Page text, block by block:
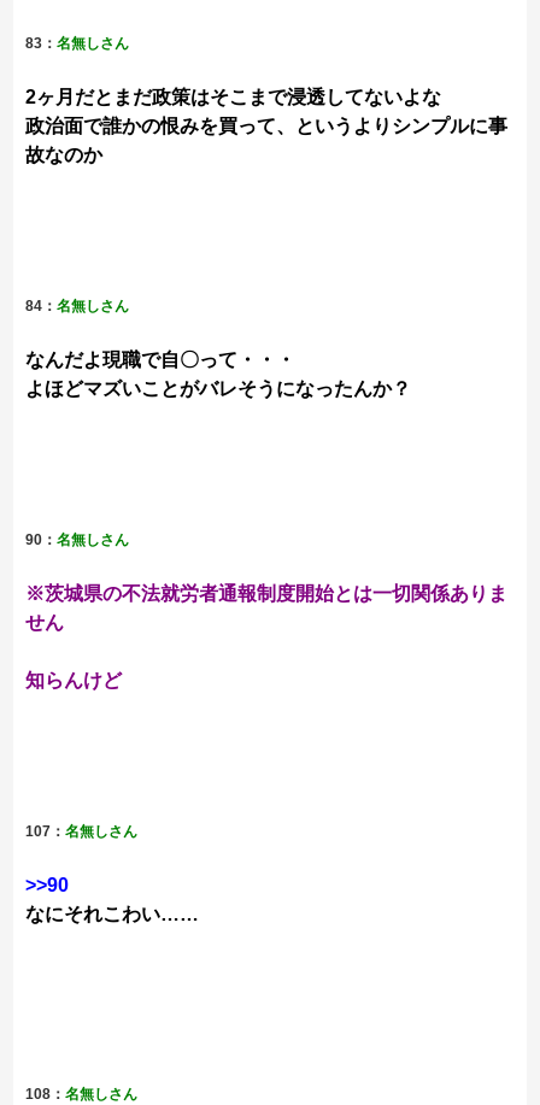
83：名無しさん
2ヶ月だとまだ政策はそこまで浸透してないよな
政治面で誰かの恨みを買って、というよりシンプルに事
故なのか
84：名無しさん
なんだよ現職で自〇って・・・
よほどマズいことがバレそうになったんか？
90：名無しさん
※茨城県の不法就労者通報制度開始とは一切関係ありま
せん
知らんけど
107：名無しさん
>>90
なにそれこわい……
108：名無しさん